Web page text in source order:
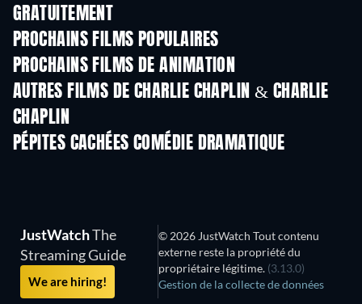
GRATUITEMENT
PROCHAINS FILMS POPULAIRES
PROCHAINS FILMS DE ANIMATION
AUTRES FILMS DE CHARLIE CHAPLIN & CHARLIE
CHAPLIN
PÉPITES CACHÉES COMÉDIE DRAMATIQUE
JustWatchThe
Streaming Guide
We are hiring!
© 2026 JustWatch Tout contenu
externe reste la propriété du
propriétaire légitime. (3.13.0)
Gestion de la collecte de données